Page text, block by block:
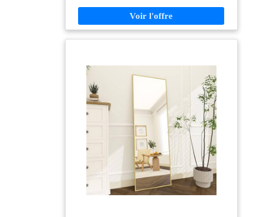
sécurité même en cas de chute 【CHARMANT
DANS TOUTE PIÈCE】Ce miroir psyché présente
chambre, entrée, salon ou salle de sport 【CADRE EN
ALLIAGE D'ALUMINIUM DE QUALITÉ
PREMIUM】Le cadre solide est conçu pour résister à
la rouille tout en conservant sa finition brillante. Il est
suffisamment robuste pour éviter les fissures pour une
longue durée de vie 【PRÊT À ÊTRE INSTALLÉ】
Prêt à poser et à utiliser, ce miroir intégral ne nécessite
aucun montage. Grâce à son cadre léger, il peut être
déplacé facilement et posé chez vous, à l’endroit de
votre choix